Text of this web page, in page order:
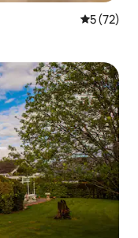
5 (72)